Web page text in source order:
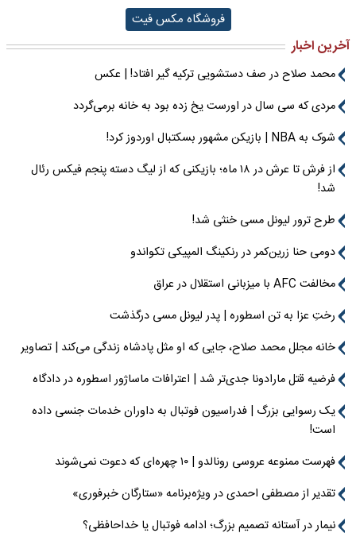
فروشگاه مکس فیت
آخرین اخبار
محمد صلاح در صف دستشویی ترکیه گیر افتاد! | عکس
مردی که سی سال در اورست یخ زده بود به خانه برمی‌گردد
شوک به NBA | بازیکن مشهور بسکتبال اوردوز کرد!
از فرش تا عرش در ۱۸ ماه؛ بازیکنی که از لیگ دسته پنجم فیکس رئال
شد!
طرح ترور لیونل مسی خنثی شد!
دومی حنا زرین‌کمر در رنکینگ المپیکی تکواندو
مخالفت AFC با میزبانی استقلال در عراق
رختِ عزا به تن اسطوره | پدر لیونل مسی درگذشت
خانه مجلل محمد صلاح، جایی که او مثل پادشاه زندگی می‌کند | تصاویر
فرضیه قتل مارادونا جدی‌تر شد | اعترافات ماساژور اسطوره در دادگاه
یک رسوایی بزرگ | فدراسیون فوتبال به داوران خدمات جنسی داده
است!
فهرست ممنوعه عروسی رونالدو | ۱۰ چهره‌ای که دعوت نمی‌شوند
تقدیر از مصطفی احمدی در ویژه‌برنامه «ستارگان خبرفوری»
نیمار در آستانه تصمیم بزرگ؛ ادامه فوتبال یا خداحافظی؟